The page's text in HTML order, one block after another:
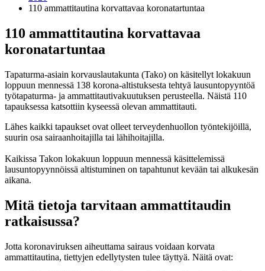
110 ammattitautina korvattavaa koronatartuntaa
110 ammattitautina korvattavaa
koronatartuntaa
Tapaturma-asiain korvauslautakunta (Tako) on käsitellyt lokakuun
loppuun mennessä 138 korona-altistuksesta tehtyä lausuntopyyntöä
työtapaturma- ja ammattitautivakuutuksen perusteella. Näistä 110
tapauksessa katsottiin kyseessä olevan ammattitauti.
Lähes kaikki tapaukset ovat olleet terveydenhuollon työntekijöillä,
suurin osa sairaanhoitajilla tai lähihoitajilla.
Kaikissa Takon lokakuun loppuun mennessä käsittelemissä
lausuntopyynnöissä altistuminen on tapahtunut kevään tai alkukesän
aikana.
Mitä tietoja tarvitaan ammattitaudin
ratkaisussa?
Jotta koronaviruksen aiheuttama sairaus voidaan korvata
ammattitautina, tiettyjen edellytysten tulee täyttyä. Näitä ovat: